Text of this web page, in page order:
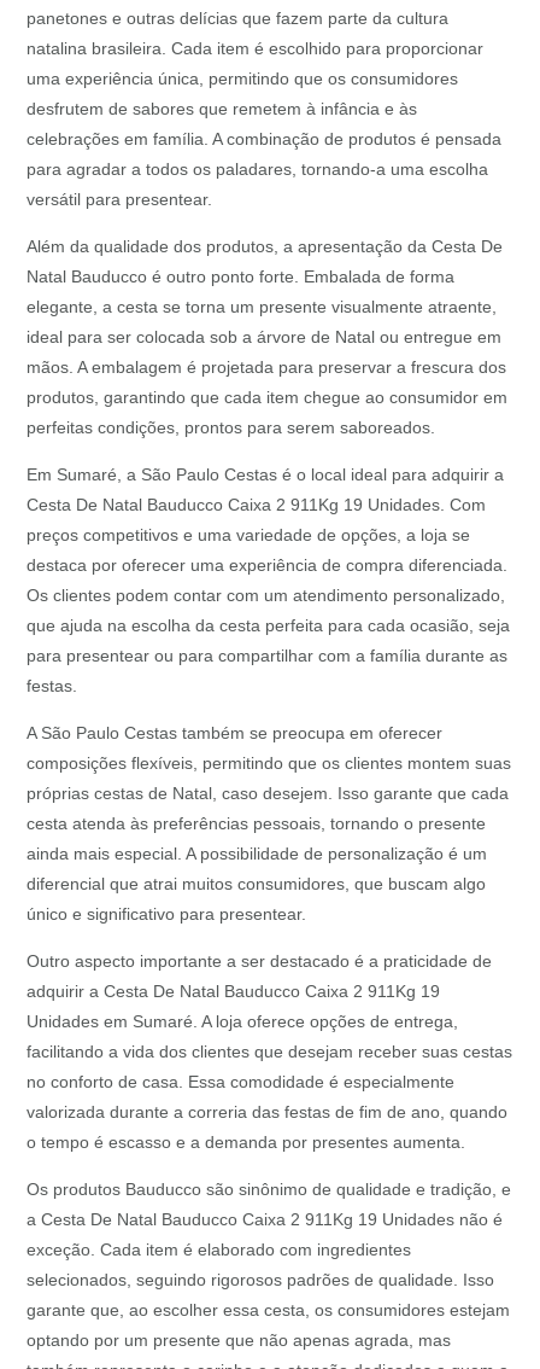
panetones e outras delícias que fazem parte da cultura
natalina brasileira. Cada item é escolhido para proporcionar
uma experiência única, permitindo que os consumidores
desfrutem de sabores que remetem à infância e às
celebrações em família. A combinação de produtos é pensada
para agradar a todos os paladares, tornando-a uma escolha
versátil para presentear.
Além da qualidade dos produtos, a apresentação da Cesta De
Natal Bauducco é outro ponto forte. Embalada de forma
elegante, a cesta se torna um presente visualmente atraente,
ideal para ser colocada sob a árvore de Natal ou entregue em
mãos. A embalagem é projetada para preservar a frescura dos
produtos, garantindo que cada item chegue ao consumidor em
perfeitas condições, prontos para serem saboreados.
Em Sumaré, a São Paulo Cestas é o local ideal para adquirir a
Cesta De Natal Bauducco Caixa 2 911Kg 19 Unidades. Com
preços competitivos e uma variedade de opções, a loja se
destaca por oferecer uma experiência de compra diferenciada.
Os clientes podem contar com um atendimento personalizado,
que ajuda na escolha da cesta perfeita para cada ocasião, seja
para presentear ou para compartilhar com a família durante as
festas.
A São Paulo Cestas também se preocupa em oferecer
composições flexíveis, permitindo que os clientes montem suas
próprias cestas de Natal, caso desejem. Isso garante que cada
cesta atenda às preferências pessoais, tornando o presente
ainda mais especial. A possibilidade de personalização é um
diferencial que atrai muitos consumidores, que buscam algo
único e significativo para presentear.
Outro aspecto importante a ser destacado é a praticidade de
adquirir a Cesta De Natal Bauducco Caixa 2 911Kg 19
Unidades em Sumaré. A loja oferece opções de entrega,
facilitando a vida dos clientes que desejam receber suas cestas
no conforto de casa. Essa comodidade é especialmente
valorizada durante a correria das festas de fim de ano, quando
o tempo é escasso e a demanda por presentes aumenta.
Os produtos Bauducco são sinônimo de qualidade e tradição, e
a Cesta De Natal Bauducco Caixa 2 911Kg 19 Unidades não é
exceção. Cada item é elaborado com ingredientes
selecionados, seguindo rigorosos padrões de qualidade. Isso
garante que, ao escolher essa cesta, os consumidores estejam
optando por um presente que não apenas agrada, mas